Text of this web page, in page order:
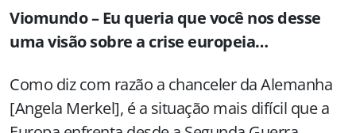
Viomundo – Eu queria que você nos desse
uma visão sobre a crise europeia…
Como diz com razão a chanceler da Alemanha
[Angela Merkel], é a situação mais difícil que a